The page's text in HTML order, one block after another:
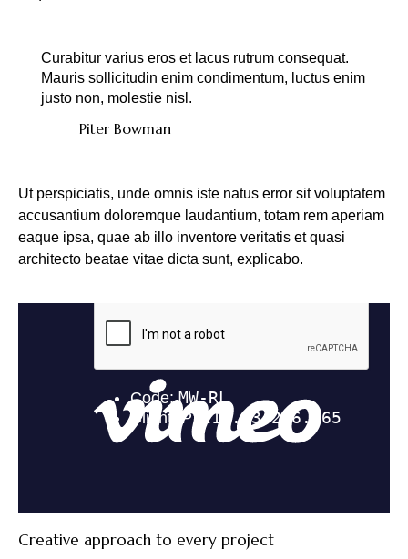
Curabitur varius eros et lacus rutrum consequat.
Mauris sollicitudin enim condimentum, luctus enim
justo non, molestie nisl.
Piter Bowman
Ut perspiciatis, unde omnis iste natus error sit voluptatem
accusantium doloremque laudantium, totam rem aperiam
eaque ipsa, quae ab illo inventore veritatis et quasi
architecto beatae vitae dicta sunt, explicabo.
Creative approach to every project